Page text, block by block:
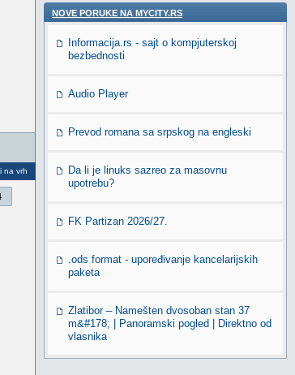
na vrh
NOVE PORUKE NA MYCITY.RS
Informacija.rs - sajt o kompjuterskoj
bezbednosti
Audio Player
Prevod romana sa srpskog na engleski
Da li je linuks sazreo za masovnu
upotrebu?
FK Partizan 2026/27.
.ods format - upoređivanje kancelarijskih
paketa
Zlatibor – Namešten dvosoban stan 37
m&#178; | Panoramski pogled | Direktno od
vlasnika